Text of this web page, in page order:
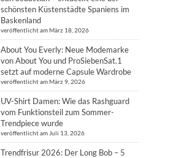
schönsten Küstenstädte Spaniens im
Baskenland
veröffentlicht am März 18, 2026
About You Everly: Neue Modemarke
von About You und ProSiebenSat.1
setzt auf moderne Capsule Wardrobe
veröffentlicht am März 9, 2026
UV-Shirt Damen: Wie das Rashguard
vom Funktionsteil zum Sommer-
Trendpiece wurde
veröffentlicht am Juli 13, 2026
Trendfrisur 2026: Der Long Bob – 5